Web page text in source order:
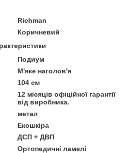
Richman
Коричневий
Подиум
М'яке наголов'я
104 см
12 місяців офіційної гарантії
від виробника.
метал
Екошкіра
ДСП + ДВП
Ортопедичні ламелі